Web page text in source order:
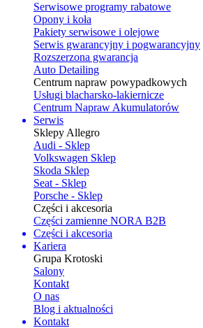
Serwisowe programy rabatowe
Opony i koła
Pakiety serwisowe i olejowe
Serwis gwarancyjny i pogwarancyjny
Rozszerzona gwarancja
Auto Detailing
Centrum napraw powypadkowych
Usługi blacharsko-lakiernicze
Centrum Napraw Akumulatorów
Serwis
Sklepy Allegro
Audi - Sklep
Volkswagen Sklep
Skoda Sklep
Seat - Sklep
Porsche - Sklep
Części i akcesoria
Części zamienne NORA B2B
Części i akcesoria
Kariera
Grupa Krotoski
Salony
Kontakt
O nas
Blog i aktualności
Kontakt